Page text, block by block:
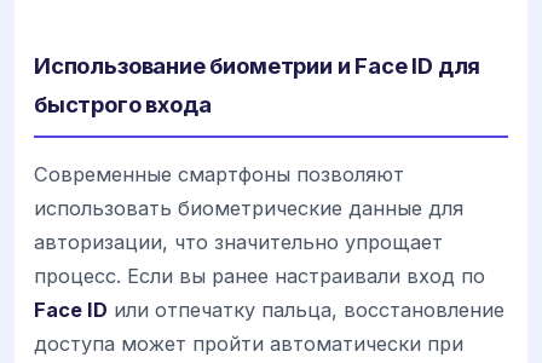
Использование биометрии и Face ID для
быстрого входа
Современные смартфоны позволяют
использовать биометрические данные для
авторизации, что значительно упрощает
процесс. Если вы ранее настраивали вход по
Face ID или отпечатку пальца, восстановление
доступа может пройти автоматически при